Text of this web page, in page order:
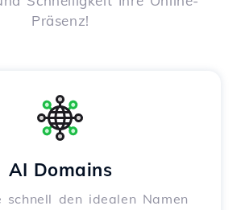
Präsenz!
AI Domains
schnell den idealen Namen